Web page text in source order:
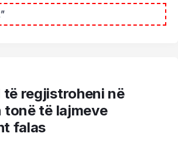
”
të regjistroheni në
tonë të lajmeve
falas